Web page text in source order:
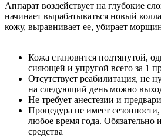
Аппарат воздействует на глубокие
начинает вырабатываться новый
кожу, выравнивает ее, убирает
Кожа становится подтянутой,
сияющей и упругой всего за 1
Отсутствует реабилитация, не
на следующий день можно
Не требует анестезии и
Процедура не имеет
любое время года. Обязательно
средства